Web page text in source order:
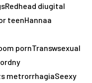
diugital
teenHannaa
pornTranswsexual
metrorrhagiaSeexy